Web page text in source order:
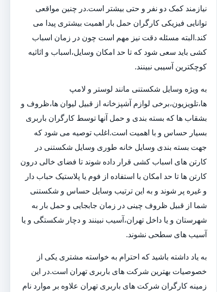
نیازمند کمک دو نفر و حتی بیشتر است.در چنین مواقعی
توانایی فیزیکی کارگران حمل بار اهمیت بیشتری پیدا می
کند.البته مسئله دقت نیز مهم است چون در زمان اسباب
کشی باید سعی شود که تا حد امکان وسایل،اسباب و اثاثیه
کوچکترین آسیبی نبینند.
به ویژه وسایل شکستنی مانند لوستر و لامپ
ها،تلویزیون،برخی لوازم آشپزخانه از قبیل لیوان ها،ظروف و
بشقاب ها که بسته بندی و حمل آنها توسط کارگران باربری
بسیار حساس و با اهمیت است.اغلب توصیه می شود که
جهت بسته بندی وسایل خانه طوری وسایل شکستنی در
کارتن های اسباب کشی قرار داده شوند تا فضای خالی درون
کارتن ها تا حد امکان با استفاده از فوم یا پلاستیک حباب دار
و غیره پر شوند و به این ترتیب وسایل حساس و شکستنی
شما از قبیل ظروف چینی در زمان جابجایی و حمل بار به
شهرستان و یا داخل تهران،آسیب نبینند و دچار شکستگی و یا
آسیب های سطحی نشوند.
به یاد داشته باشید که احترام به خواسته مشتری یکی از
خصوصیات بهترین شرکت های باربری تهران است.در این
زمینه کارگران شرکت های باربری تهران علاوه بر موارد نام